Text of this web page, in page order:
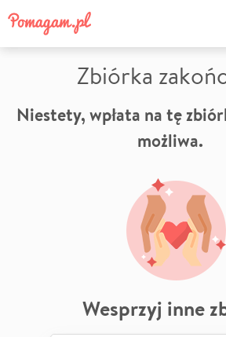
Zbiórka
Niestety, wpłata na tę
możliwa.
Wesprzyj inne